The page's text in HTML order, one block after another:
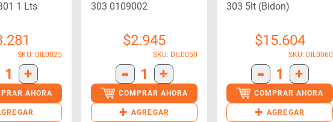
1 Lts
SKU: DIL0025
1 +
AHORA
303 0109002
$2.945
SKU: DIL0050
- 1 +
COMPRAR AHORA
+ AGREGAR
303 5lt (bidon)
$15.604
SKU: DIL0060
- 1 +
COMPRAR AHORA
+ AGREGAR